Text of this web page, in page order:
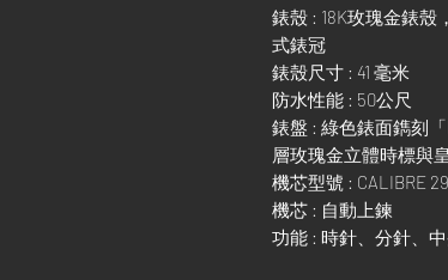
錶殼 : 18K玫瑰金錶
式錶冠
錶殼尺寸 : 41 毫米
防水性能 : 50公尺
錶盤 : 綠色錶面鐫刻
層玫瑰金立體時標與
機芯型號 : CALIBRE
機芯 : 自動上鍊
功能 : 時針、分針、